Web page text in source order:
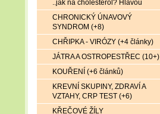
..jak na cholesterol? Hlavou
CHRONICKÝ ÚNAVOVÝ
SYNDROM (+8)
CHŘIPKA - VIRÓZY (+4 články)
JÁTRA A OSTROPESTŘEC (10+)
KOUŘENÍ (+6 článků)
KREVNÍ SKUPINY, ZDRAVÍ A
VZTAHY, CRP TEST (+6)
KŘEČOVÉ ŽÍLY